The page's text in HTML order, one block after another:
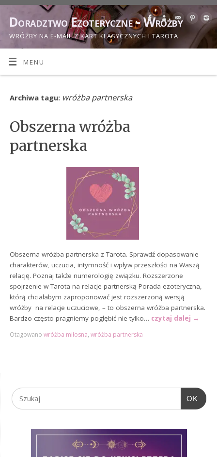
Doradztwo Ezoteryczne - Wróżby
WRÓŻBY NA E-MAIL Z KART KLASYCZNYCH I TAROTA
MENU
Archiwa tagu: wróżba partnerska
Obszerna wróżba
partnerska
Obszerna wróżba partnerska z Tarota. Sprawdź dopasowanie
charakterów, uczucia, intymność i wpływ przeszłości na Waszą
relację. Poznaj także numerologię związku. Rozszerzone
spojrzenie w Tarota na relacje partnerską Porada ezoteryczna,
którą chciałabym zaproponować jest rozszerzoną wersją
wróżby na relacje uczuciowe, – to obszerna wróżba partnerska.
Bardzo często pragniemy pogłębić nie tylko… czytaj dalej →
Otagowanowróżba miłosna,wróżba partnerska
OK